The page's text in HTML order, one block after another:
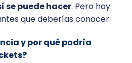
se puede hacer. Pero hay
que deberías conocer.
y por qué podría